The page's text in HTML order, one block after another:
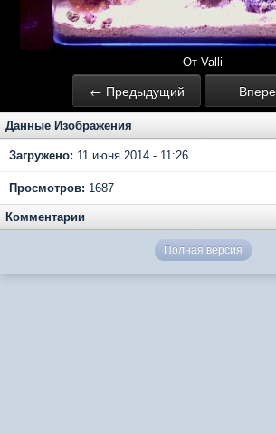
От Valli
← Предыдущий
Данные Изображения
Загружено: 11 июня 2014 - 11:26
Просмотров: 1687
Комментарии
Полная версия